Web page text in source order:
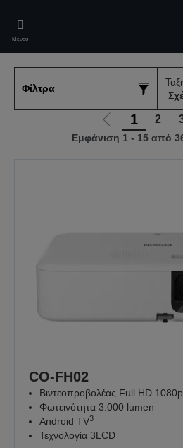
main
content
Μενού
Φίλτρα
Μετάβαση
στην
1 2
Εμφάνιση 1 - 15 από 36
CO-FH02
Βιντεοπροβολέας Full HD 1080p
Φωτεινότητα 3.000 lumen
Android TV3
Τεχνολογία 3LCD